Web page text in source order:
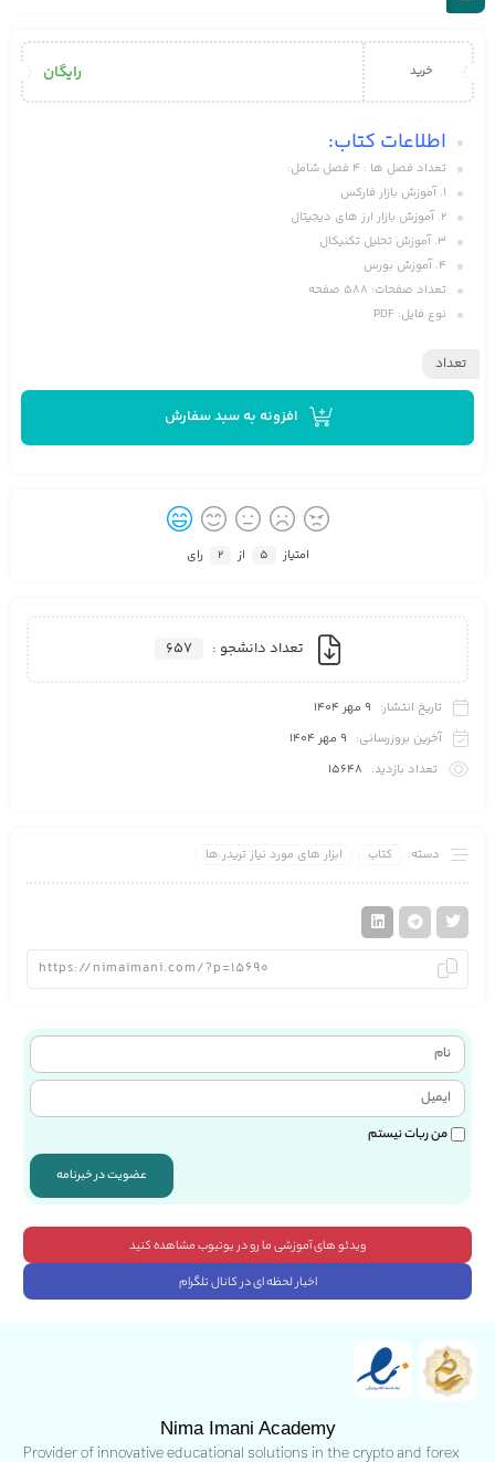
خرید رایگان
اطلاعات کتاب:
تعداد فصل ها : ۴ فصل شامل:
۱. آموزش بازار فارکس
۲. آموزش بازار ارز های دیجیتال
۳. آموزش تحلیل تکنیکال
۴. آموزش بورس
تعداد صفحات: ۵۸۸ صفحه
نوع فایل: PDF
تعداد
افزونه به سبد سفارش
امتیاز 5 از 2 رای
تعداد دانشجو : 657
تاریخ انتشار: 9 مهر 1404
آخرین بروزرسانی: 9 مهر 1404
تعداد بازدید: 15648
دسته: کتاب ابزار های مورد نیاز تریدر ها
من ربات نیستم
عضویت در خبرنامه
ویدئو های آموزشی ما رو در یوتیوب مشاهده کنید
اخبار لحظه ای در کانال تلگرام
Nima Imani Academy
Provider of innovative educational solutions in the crypto and forex